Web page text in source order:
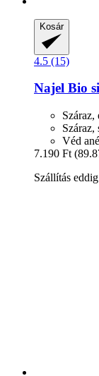
Kosár
4.5 (15)
Najel Bio
Száraz,
Száraz,
Véd
7.190 Ft
Szállítás